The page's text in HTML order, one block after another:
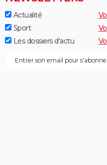
Actualité
Sport
Les dossiers d'actu